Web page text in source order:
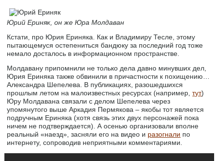
Юрий Ериняк, он же Юра Молдаван
Кстати, про Юрия Ериняка. Как и Владимиру Тесле, этому
пытающемуся остепениться бандюку за последний год тоже
немало досталось в информационном пространстве.
Молдавану припомнили не только дела давно минувших дел,
Юрия Ериняка также обвинили в причастности к похищению…
Александра Шепелева. В публикациях, разошедшихся
прошлым летом на малоизвестных ресурсах (например,тут)
Юру Молдавана связали с делом Шепелева через
упомянутого выше Аркадия Пермякова – якобы тот является
подручным Ериняка (хотя связь этих двух персонажей пока
ничем не подтверждается). А осенью организовали вполне
реальный «наезд», засняли его на видео и разогнали по
интернету, сопроводив неприятными комментариями.